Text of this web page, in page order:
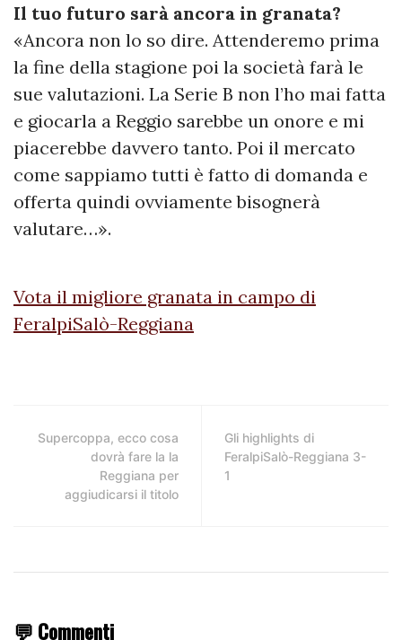
Il tuo futuro sarà ancora in granata?
«Ancora non lo so dire. Attenderemo prima
la fine della stagione poi la società farà le
sue valutazioni. La Serie B non l’ho mai fatta
e giocarla a Reggio sarebbe un onore e mi
piacerebbe davvero tanto. Poi il mercato
come sappiamo tutti è fatto di domanda e
offerta quindi ovviamente bisognerà
valutare…».
Vota il migliore granata in campo di
FeralpiSalò-Reggiana
Supercoppa, ecco cosa
dovrà fare la la
Reggiana per
aggiudicarsi il titolo
Gli highlights di
FeralpiSalò-Reggiana 3-
1
💬 Commenti